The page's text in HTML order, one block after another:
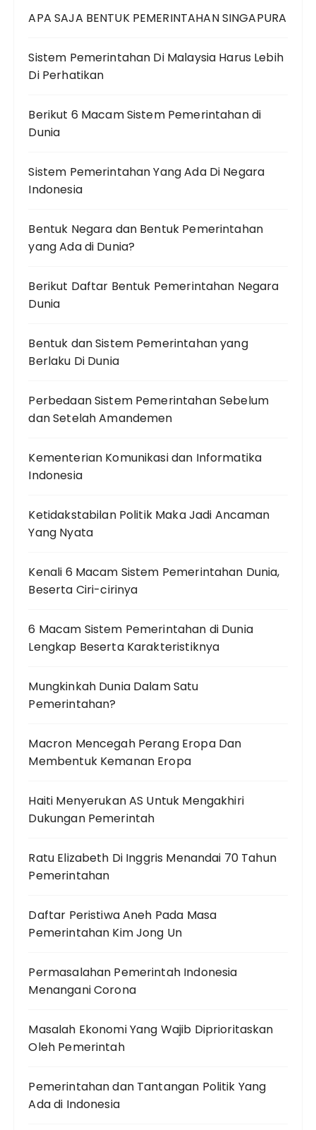
APA SAJA BENTUK PEMERINTAHAN SINGAPURA
Sistem Pemerintahan Di Malaysia Harus Lebih
Di Perhatikan
Berikut 6 Macam Sistem Pemerintahan di
Dunia
Sistem Pemerintahan Yang Ada Di Negara
Indonesia
Bentuk Negara dan Bentuk Pemerintahan
yang Ada di Dunia?
Berikut Daftar Bentuk Pemerintahan Negara
Dunia
Bentuk dan Sistem Pemerintahan yang
Berlaku Di Dunia
Perbedaan Sistem Pemerintahan Sebelum
dan Setelah Amandemen
Kementerian Komunikasi dan Informatika
Indonesia
Ketidakstabilan Politik Maka Jadi Ancaman
Yang Nyata
Kenali 6 Macam Sistem Pemerintahan Dunia,
Beserta Ciri-cirinya
6 Macam Sistem Pemerintahan di Dunia
Lengkap Beserta Karakteristiknya
Mungkinkah Dunia Dalam Satu
Pemerintahan?
Macron Mencegah Perang Eropa Dan
Membentuk Kemanan Eropa
Haiti Menyerukan AS Untuk Mengakhiri
Dukungan Pemerintah
Ratu Elizabeth Di Inggris Menandai 70 Tahun
Pemerintahan
Daftar Peristiwa Aneh Pada Masa
Pemerintahan Kim Jong Un
Permasalahan Pemerintah Indonesia
Menangani Corona
Masalah Ekonomi Yang Wajib Diprioritaskan
Oleh Pemerintah
Pemerintahan dan Tantangan Politik Yang
Ada di Indonesia